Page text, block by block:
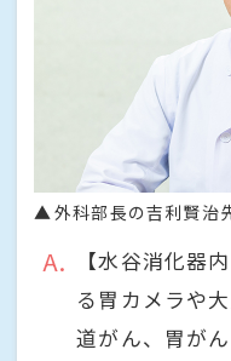
外科部長の吉利賢治
A
【水谷消化器
る胃カメラや
道がん、胃が